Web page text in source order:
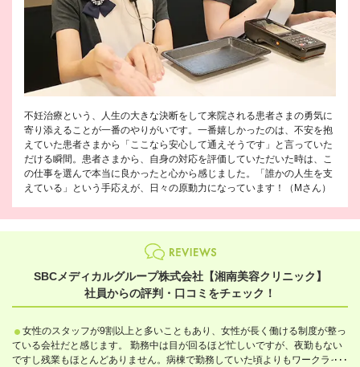
不妊治療という、人生の大きな決断をして来院される患者さまの勇気に
寄り添えることが一番のやりがいです。一番嬉しかったのは、不安を抱
えていた患者さまから「ここなら安心して通えそうです」と言っていた
だける瞬間。患者さまから、自身の対応を評価していただいた時は、こ
の仕事を選んで本当に良かったと心から感じました。「誰かの人生を支
えている」という手応えが、日々の原動力になっています！（Mさん）
SBCメディカルグループ株式会社【湘南美容クリニック】
社員からの評判・口コミをチェック！
女性のスタッフが9割以上と多いこともあり、女性が長く働ける制度が整っ
ている会社だと感じます。 勤務中は目が回るほど忙しいですが、夜勤もない
ですし残業もほとんどありません。病棟で勤務していた頃よりもワークライ